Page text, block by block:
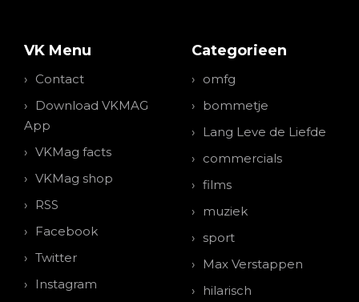
VK Menu
Contact
Download VKMAG
App
VKMag facts
VKMag shop
RSS
Facebook
Twitter
Instagram
Categorieen
omfg
bommetje
Lang Leve de Liefde
commercials
films
muziek
sport
Max Verstappen
hilarisch